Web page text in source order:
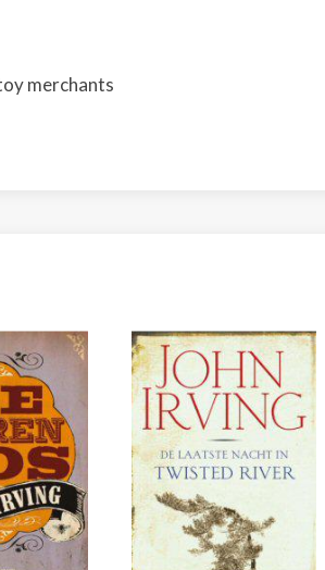
merchants